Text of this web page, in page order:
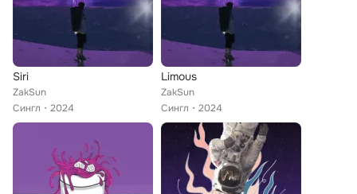
Siri
ZakSun
Сингл
2024
Limous
ZakSun
Сингл
2024